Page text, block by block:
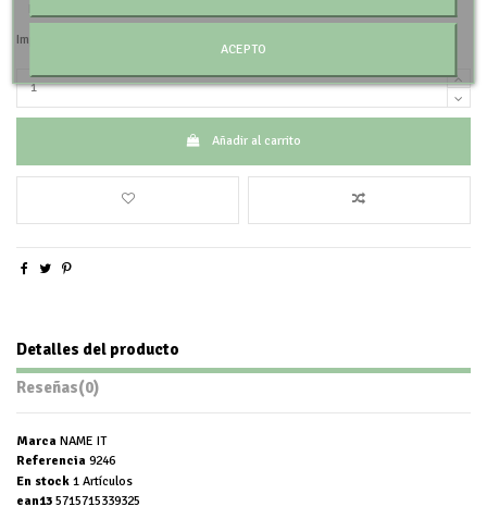
Impuestos incluidos
Añadir al carrito
Detalles del producto
Reseñas(0)
Marca NAME IT
Referencia 9246
En stock 1 Artículos
ean13 5715715339325
ACEPTO